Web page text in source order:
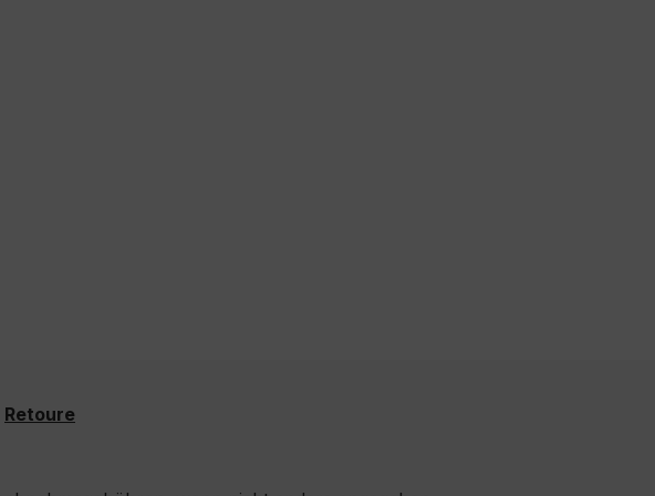
Retoure